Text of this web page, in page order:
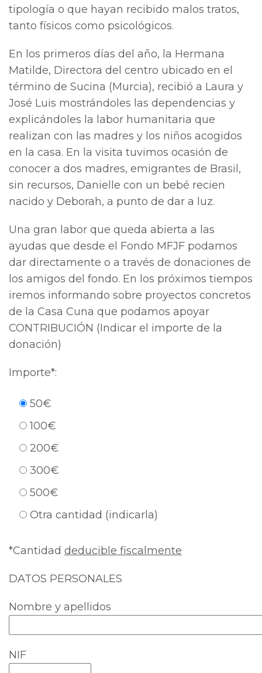
tipología o que hayan recibido malos tratos,
tanto físicos como psicológicos.
En los primeros días del año, la Hermana
Matilde, Directora del centro ubicado en el
término de Sucina (Murcia), recibió a Laura y
José Luis mostrándoles las dependencias y
explicándoles la labor humanitaria que
realizan con las madres y los niños acogidos
en la casa. En la visita tuvimos ocasión de
conocer a dos madres, emigrantes de Brasil,
sin recursos, Danielle con un bebé recien
nacido y Deborah, a punto de dar a luz.
Una gran labor que queda abierta a las
ayudas que desde el Fondo MFJF podamos
dar directamente o a través de donaciones de
los amigos del fondo. En los próximos tiempos
iremos informando sobre proyectos concretos
de la Casa Cuna que podamos apoyar
CONTRIBUCIÓN (Indicar el importe de la
donación)
Importe*:
50€
100€
200€
300€
500€
Otra cantidad (indicarla)
*Cantidad deducible fiscalmente
DATOS PERSONALES
Nombre y apellidos
NIF